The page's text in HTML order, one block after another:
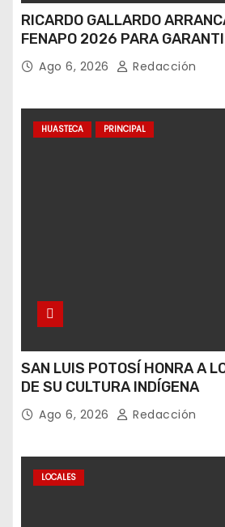
RICARDO GALLARDO
FENAPO 2026 PARA
SEGURIDAD DE MÁS DE 9
VISITANTES
Ago 6, 2026 Redacción
HUASTECA PRINCIPAL
SAN LUIS POTOSÍ HONRA A
DE SU CULTURA INDÍGENA
Ago 6, 2026 Redacción
LOCALES